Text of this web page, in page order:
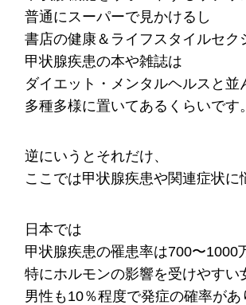
普通にスーパーで見かけるし
書店の健康＆ライフスタイルセク
甲状腺疾患の本や雑誌は
ダイエット・メンタルヘルスと並
多種多様に置いてあるくらいです。
逆にいうとそれだけ、
ここでは甲状腺疾患や関連症状に
日本では
甲状腺疾患の罹患率は700〜1000
特にホルモンの影響を受けやすい
男性も10％程度で発症の確率があ